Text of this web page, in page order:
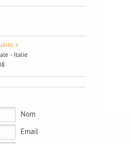
Nom
Email